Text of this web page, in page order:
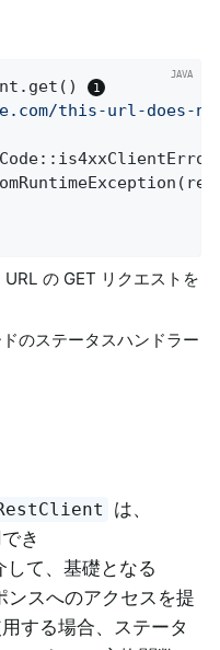
this-url-does-
の GET リクエストを
のステータスハンドラー
は、
き
して、基礎となる
スへのアクセスを提
する場合、ステータ